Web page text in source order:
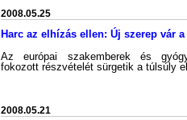
2008.05.25
Harc az elhízás ellen: Új szerep vár
Az európai szakemberek és
fokozott részvételét sürgetik a túlsúly
2008.05.21